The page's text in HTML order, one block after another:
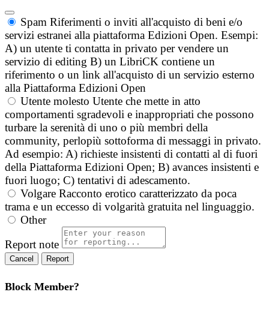
Spam Riferimenti o inviti all'acquisto di beni e/o
servizi estranei alla piattaforma Edizioni Open. Esempi:
A) un utente ti contatta in privato per vendere un
servizio di editing B) un LibriCK contiene un
riferimento o un link all'acquisto di un servizio esterno
alla Piattaforma Edizioni Open
Utente molesto Utente che mette in atto
comportamenti sgradevoli e inappropriati che possono
turbare la serenità di uno o più membri della
community, perlopiù sottoforma di messaggi in privato.
Ad esempio: A) richieste insistenti di contatti al di fuori
della Piattaforma Edizioni Open; B) avances insistenti e
fuori luogo; C) tentativi di adescamento.
Volgare Racconto erotico caratterizzato da poca
trama e un eccesso di volgarità gratuita nel linguaggio.
Other
Report note
Report
Block Member?